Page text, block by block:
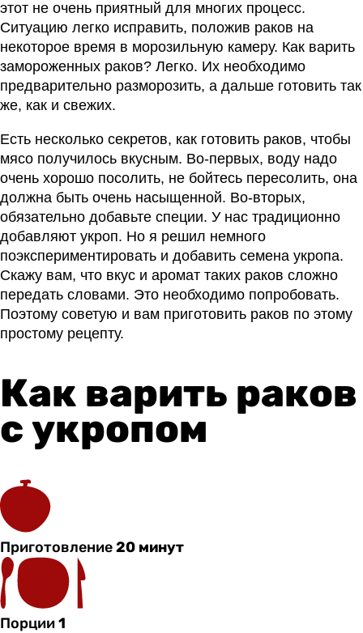
этот не очень приятный для многих процесс.
Ситуацию легко исправить, положив раков на
некоторое время в морозильную камеру. Как варить
замороженных раков? Легко. Их необходимо
предварительно разморозить, а дальше готовить так
же, как и свежих.
Есть несколько секретов, как готовить раков, чтобы
мясо получилось вкусным. Во-первых, воду надо
очень хорошо посолить, не бойтесь пересолить, она
должна быть очень насыщенной. Во-вторых,
обязательно добавьте специи. У нас традиционно
добавляют укроп. Но я решил немного
поэкспериментировать и добавить семена укропа.
Скажу вам, что вкус и аромат таких раков сложно
передать словами. Это необходимо попробовать.
Поэтому советую и вам приготовить раков по этому
простому рецепту.
Как варить раков
с укропом
Приготовление20 минут
Порции1